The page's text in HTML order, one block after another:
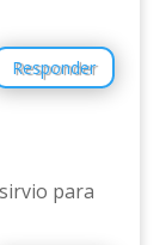
Responder
para